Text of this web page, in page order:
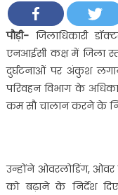
पौड़ी-जिलाधिकारी
एनआईसी कक्ष में जिला
दुर्घटनाओं पर अंकुश
परिवहन विभाग के
कम सौ चालान करने के
उन्होंने ओवरलोडिंग,
को बढ़ाने के निर्देश